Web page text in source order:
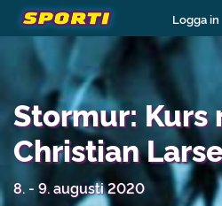
Logga in
Stormur: Kurs
Christian
8. - 9. augusti 2020